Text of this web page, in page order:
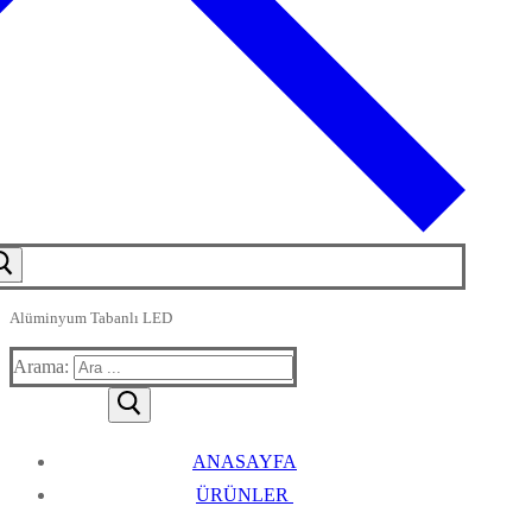
Alüminyum Tabanlı LED
Arama:
ANASAYFA
ÜRÜNLER